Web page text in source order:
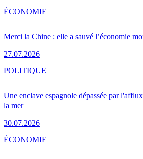
Merci la Chine : elle a sauvé l’économie
27.07.2026
ÉCONOMIE
Une enclave espagnole dépassée par
la mer
30.07.2026
POLITIQUE
ÉCONOMIE